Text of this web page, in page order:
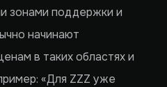
зонами поддержки и
начинают
в таких областях и
«Для ZZZ уже